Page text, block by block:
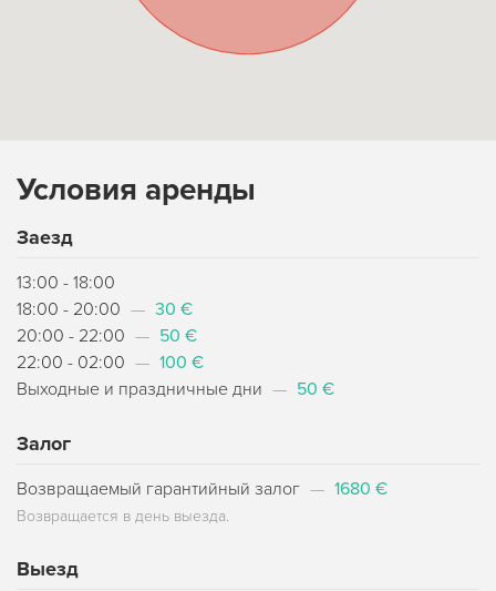
Условия аренды
Заезд
13:00 - 18:00
18:00 - 20:00 — 30 €
20:00 - 22:00 — 50 €
22:00 - 02:00 — 100 €
Выходные и праздничные дни — 50 €
Залог
Возвращаемый гарантийный залог — 1680 €
Возвращается в день выезда.
Выезд